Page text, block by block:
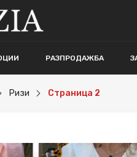
РАЗПРОДАЖБА
Ризи Страница 2